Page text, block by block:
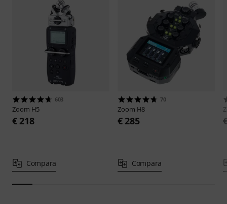
603
Zoom H5
€ 218
Compara
70
Zoom H8
€ 285
Compara